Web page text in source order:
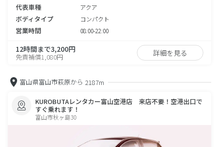
代表車種 アクア
ボディタイプ コンパクト
営業時間 08:00-22:00
12時間まで3,200円
免責補償1,080円 詳細を見る
富山県富山市萩原から 2187m
KUROBUTAレンタカー富山空港店 来店不要！空港出口で
すぐ乗れます！
富山市秋ヶ島30